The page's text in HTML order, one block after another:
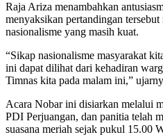
Raja Ariza menambahkan
menyaksikan pertandingan tersebut
nasionalisme yang masih kuat.
“Sikap nasionalisme masyarakat
ini dapat dilihat dari kehadiran
Timnas kita pada malam ini,”
Acara Nobar ini disiarkan melalui
PDI Perjuangan, dan panitia telah
suasana meriah sejak pukul 15.00